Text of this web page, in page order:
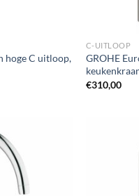
hoge C uitloop,
C-UITLOOP
GROHE
€310,00